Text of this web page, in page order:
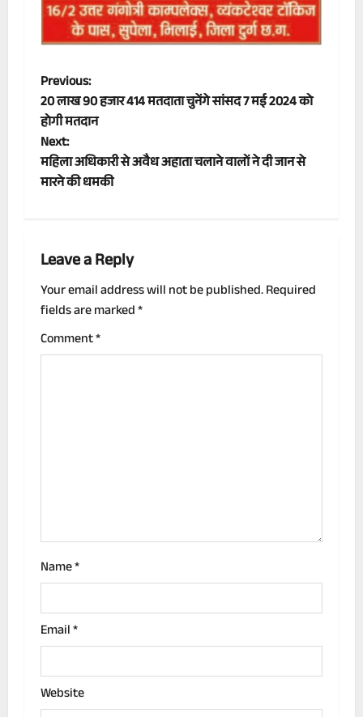
P
o
s
t
a
v
i
g
n
Previous:
20 लाख 90 हजार 414 मतदाता चुनेंगे सांसद 7 मई 2024 को
होगी मतदान
Next:
महिला अधिकारी से अवैध अहाता चलाने वालों ने दी जान से
मारने की धमकी
Leave a Reply
Your email address will not be published.Required
fields are marked*
Comment*
Name*
Email*
Website